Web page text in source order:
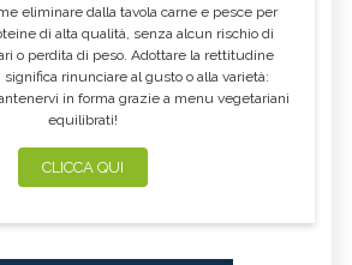
eliminare dalla tavola carne e pesce per
di alta qualità, senza alcun rischio di
o perdita di peso. Adottare la rettitudine
significa rinunciare al gusto o alla varietà:
in forma grazie a menu vegetariani
equilibrati!
CLICCA QUI